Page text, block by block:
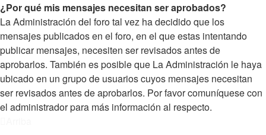
¿Por qué mis mensajes necesitan ser aprobados?
La Administración del foro tal vez ha decidido que los
mensajes publicados en el foro, en el que estas intentando
publicar mensajes, necesiten ser revisados antes de
aprobarlos. También es posible que La Administración le haya
ubicado en un grupo de usuarios cuyos mensajes necesitan
ser revisados antes de aprobarlos. Por favor comuníquese con
el administrador para más información al respecto.